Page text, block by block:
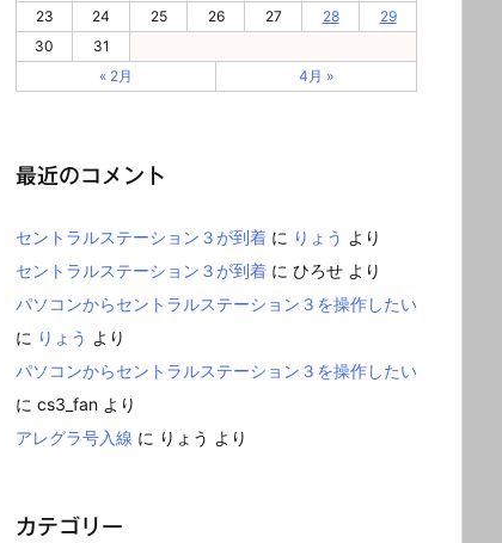
23
24 25 26 27 28
29
30
31
« 2月
4月 »
最近のコメント
セントラルステーション３が到着 に りょう より
セントラルステーション３が到着 に ひろせ より
パソコンからセントラルステーション３を操作したい
に りょう より
パソコンからセントラルステーション３を操作したい
に cs3_fan より
アレグラ号入線 に りょう より
カテゴリー